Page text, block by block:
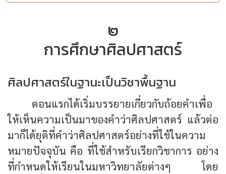
๒
การศึกษาศิลปศาสตร์
ศิลปศาสตร์ในฐานะเป็นวิชาพื้นฐาน
ตอนแรกได้เริ่มบรรยายเกี่ยวกับถ้อยคำเพื่อ
ให้เห็นความเป็นมาของคำว่าศิลปศาสตร์ แล้วต่อ
มาก็ได้ยุติที่คำว่าศิลปศาสตร์อย่างที่ใช้ในความ
หมายปัจจุบัน คือ ที่ใช้สำหรับเรียกวิชาการ อย่าง
ที่กำหนดให้เรียนในมหาวิทยาลัยต่างๆ โดย